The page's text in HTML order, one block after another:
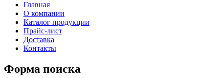
Главная
О компании
Каталог продукции
Прайс-лист
Доставка
Контакты
Форма поиска